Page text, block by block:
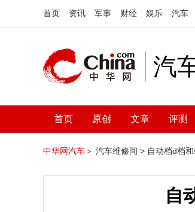
首页 资讯 军事 财经 娱乐 汽车
汽
首页 原创 文章 评测
中华网汽车＞ 汽车维修间 > 自动档d档
自